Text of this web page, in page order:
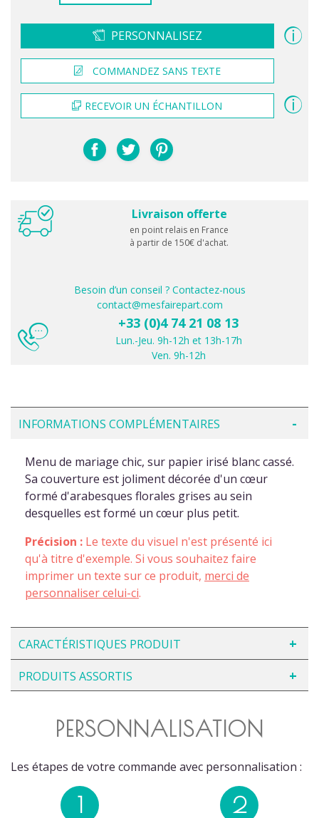
PERSONNALISEZ
COMMANDEZ SANS TEXTE
RECEVOIR UN ÉCHANTILLON
Livraison offerte
en point relais en France
à partir de 150€ d'achat.
Besoin d’un conseil ? Contactez-nous
contact@mesfairepart.com
+33 (0)4 74 21 08 13
Lun.-Jeu. 9h-12h et 13h-17h
Ven. 9h-12h
INFORMATIONS COMPLÉMENTAIRES
Menu de mariage chic, sur papier irisé blanc cassé.
Sa couverture est joliment décorée d'un cœur
formé d'arabesques florales grises au sein
desquelles est formé un cœur plus petit.
Précision : Le texte du visuel n'est présenté ici
qu'à titre d'exemple. Si vous souhaitez faire
imprimer un texte sur ce produit, merci de
personnaliser celui-ci.
CARACTÉRISTIQUES PRODUIT
PRODUITS ASSORTIS
PERSONNALISATION
Les étapes de votre commande avec personnalisation :
1 2